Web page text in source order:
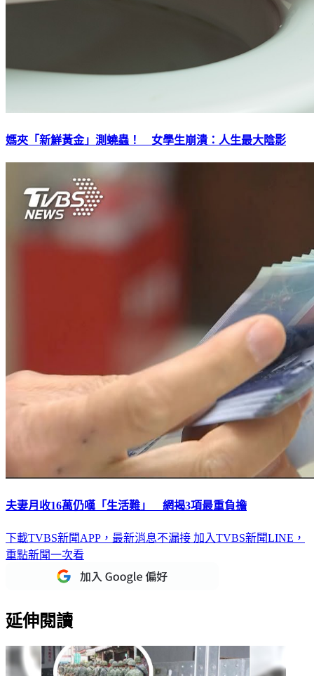
媽夾「新鮮黃金」測蟯蟲！ 女學生崩潰：人生最大陰影
夫妻月收16萬仍嘆「生活難」 網揭3項最重負擔
下載TVBS新聞APP，最新消息不漏接 加入TVBS新聞LINE，
重點新聞一次看
延伸閱讀